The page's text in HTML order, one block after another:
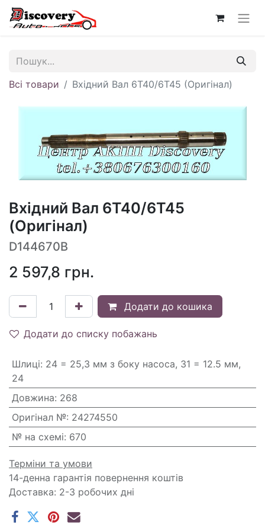
Всі товари Вхідний Вал 6T40/6T45 (Оригінал)
Вхідний Вал 6T40/6T45
(Оригінал)
D144670B
2 597,8 грн.
Додати до кошика
Додати до списку побажань
Шлиці: 24 = 25,3 мм з боку насоса, 31 = 12.5 мм,
24
Довжина: 268
Оригінал №: 24274550
№ на схемі: 670
Терміни та умови
14-денна гарантія повернення коштів
Доставка: 2-3 робочих дні